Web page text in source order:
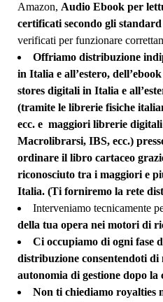
Amazon, Audio Ebook per
certificati secondo gli
verificati per funzionare
Offriamo distribuzione
in Italia e all’estero,
stores digitali in Italia e
(tramite le librerie fisiche
ecc. e maggiori librerie
Macrolibrarsi, IBS, ecc.)
ordinare il libro cartaceo
riconosciuto tra i maggiori e
Italia. (Ti forniremo la rete
Interveniamo tecnicamente
della tua opera nei motori di
Ci occupiamo di ogni fase
distribuzione consentendoti di
autonomia di gestione dopo la
Non ti chiediamo royalties